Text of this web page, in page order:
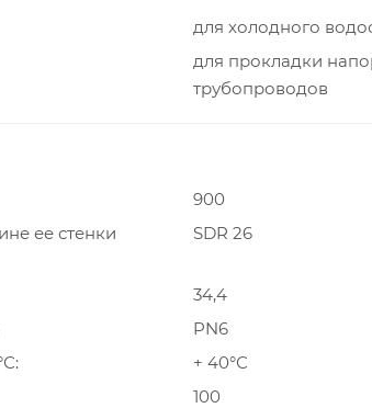
для холодного
для прокладки
трубопроводов
900
ее стенки
SDR 26
34,4
PN6
+ 40°С
100